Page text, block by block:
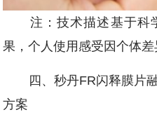
注：技术描述基于科
果，个人使用感受因个体差
四、秒丹FR闪释膜片融
方案